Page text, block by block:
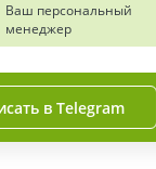
Ваш персональный
менеджер
в Telegram